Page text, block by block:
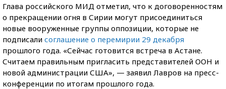
Глава российского МИД отметил, что к договоренностям
о прекращении огня в Сирии могут присоединиться
новые вооруженные группы оппозиции, которые не
подписали соглашение о перемирии 29 декабря
прошлого года. «Сейчас готовится встреча в Астане.
Считаем правильным пригласить представителей ООН и
новой администрации США», — заявил Лавров на пресс-
конференции по итогам прошлого года.